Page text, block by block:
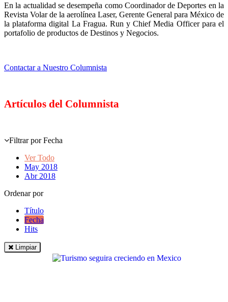
En la actualidad se desempeña como Coordinador de Deportes en la
Revista Volar de la aerolínea Laser, Gerente General para México de
la plataforma digital La Fragua. Run y Chief Media Officer para el
portafolio de productos de Destinos y Negocios.
Contactar a Nuestro Columnista
Artículos del Columnista
Filtrar por Fecha
Ver Todo
May 2018
Abr 2018
Ordenar por
Título
Fecha
Hits
Limpiar